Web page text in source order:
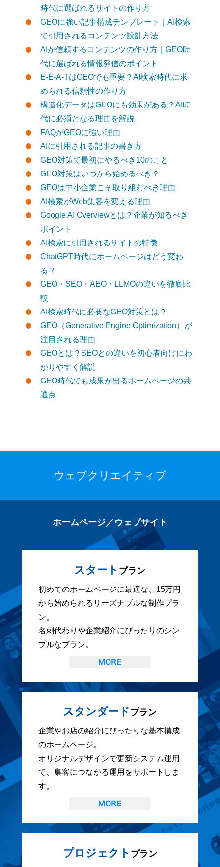
時代に選ばれるサイトの作り方
GEOに強い記事構成テンプレート｜AI検索
で引用されるコンテンツ設計方法
AIが信頼するコンテンツの作り方｜GEO時
代に選ばれる情報発信のポイント
E-E-A-TはGEOでも重要？AI検索時代に求
められる信頼性の作り方
構造化データはGEOにも効果がある？AI時
代に必須となる理由を解説
FAQがGEOに強い理由
AIに引用される記事の書き方
GEO対策で最初にやるべき10のこと
GEO対策はいつから始めるべき？
GEOは中小企業こそ取り組むべき理由
AI検索がWeb集客を変える理由
Google AI Overviewとは？企業が知るべき
ポイント
AI検索に引用されるサイトの特徴
ChatGPT時代にホームページはどう変わ
る？
GEO・SEO・AEO・LLMOの違いを徹底比
較
AI検索時代に必要なGEO対策とは？
GEO（Generative Engine Optimization）が
注目される理由
GEOとは？SEOとの違いを初心者向けにわ
かりやすく解説
GEO時代でも成果が出るホームページの共
通点
ウェブクリエイティブ
ホームページ／ウェブサイト
スタート プラン
初めてのホームページに最適な、15万円
から始められるリーズナブルな制作プラ
ン。
名刺代わりや企業紹介にぴったりのシン
プルなプラン。
スタンダードプラン
企業やお店の紹介にぴったりな基本構成
のホームページ。
オリジナルデザインで更新システム運用
で、集客につながる運用をサポートしま
す。
プロジェクト プラン